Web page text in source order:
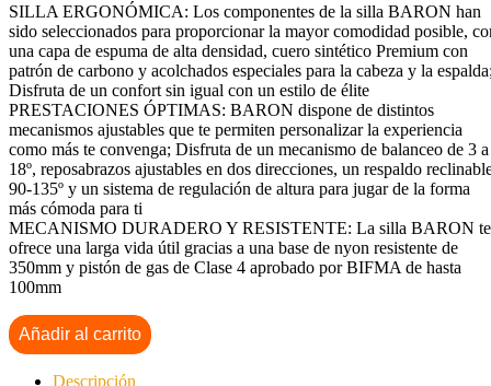
SILLA ERGONÓMICA: Los componentes de la silla BARON han
sido seleccionados para proporcionar la mayor comodidad posible,
una capa de espuma de alta densidad, cuero sintético Premium con
patrón de carbono y acolchados especiales para la cabeza y la
Disfruta de un confort sin igual con un estilo de élite
PRESTACIONES ÓPTIMAS: BARON dispone de distintos
mecanismos ajustables que te permiten personalizar la experiencia
como más te convenga; Disfruta de un mecanismo de balanceo de 3 a
18º, reposabrazos ajustables en dos direcciones, un respaldo
90-135º y un sistema de regulación de altura para jugar de la forma
más cómoda para ti
MECANISMO DURADERO Y RESISTENTE: La silla BARON te
ofrece una larga vida útil gracias a una base de nyon resistente de
350mm y pistón de gas de Clase 4 aprobado por BIFMA de hasta
100mm
Añadir al carrito
Descripción